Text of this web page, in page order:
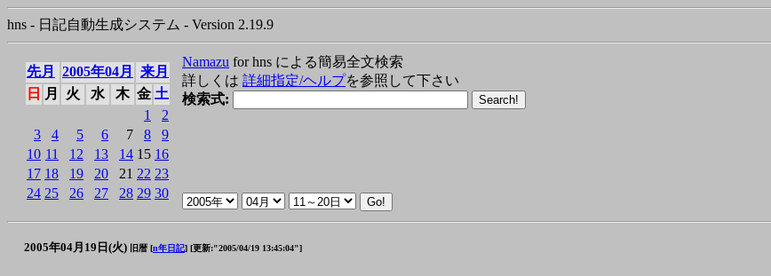
hns - 日記自動生成システム - Version 2.19.9
先月 2005年04月
来月
日
月 火 水 木 金 土
1
2
3
4 5 6 7 8
9
10 11 12 13 14 15 16
17 18 19 20 21 22 23
24 25 26 27 28 29 30
Namazu for hns による簡易全文検索
詳しくは 詳細指定/ヘルプを参照して下さい
検索式:
2005年04月19日(火) 旧暦 [n年日記] [更新:"2005/04/19 13:45:04"]